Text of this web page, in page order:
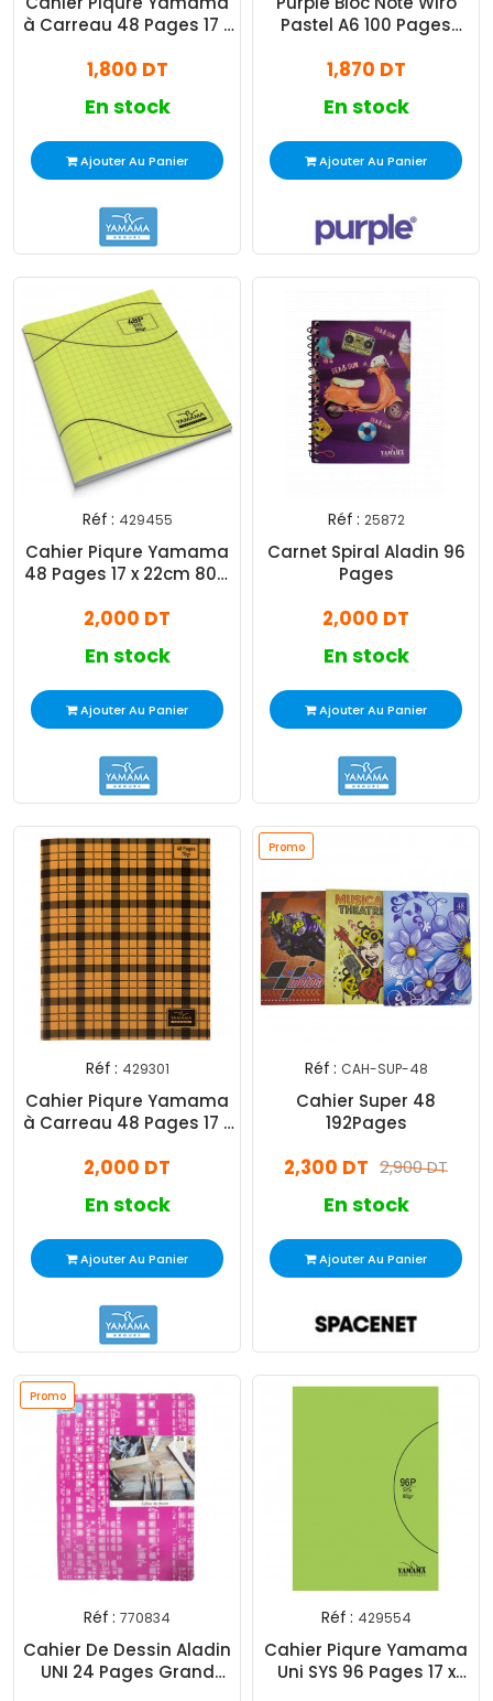
à Carreau 48 Pages 17 x
1,800 DT
En stock
Ajouter Au Panier
Pastel A6 100 Pages
1,870 DT
En stock
Ajouter Au Panier
Réf : 429455
Cahier Piqure Yamama
48 Pages 17 x 22cm 80G
2,000 DT
En stock
Ajouter Au Panier
Réf : 25872
Carnet Spiral Aladin 96
Pages
2,000 DT
En stock
Ajouter Au Panier
Réf : 429301
Cahier Piqure Yamama
à Carreau 48 Pages 17 x
2,000 DT
En stock
Ajouter Au Panier
Promo
Réf : CAH-SUP-48
Cahier Super 48
192Pages
2,900 DT
2,300 DT
En stock
Ajouter Au Panier
Promo
Réf : 770834
Cahier De Dessin Aladin
UNI 24 Pages Grand
Réf : 429554
Cahier Piqure Yamama
Uni SYS 96 Pages 17 x